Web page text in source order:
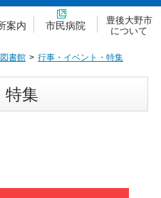
案内 市民病院
豊後大野市
について
書館 行事・イベント・特集
特集